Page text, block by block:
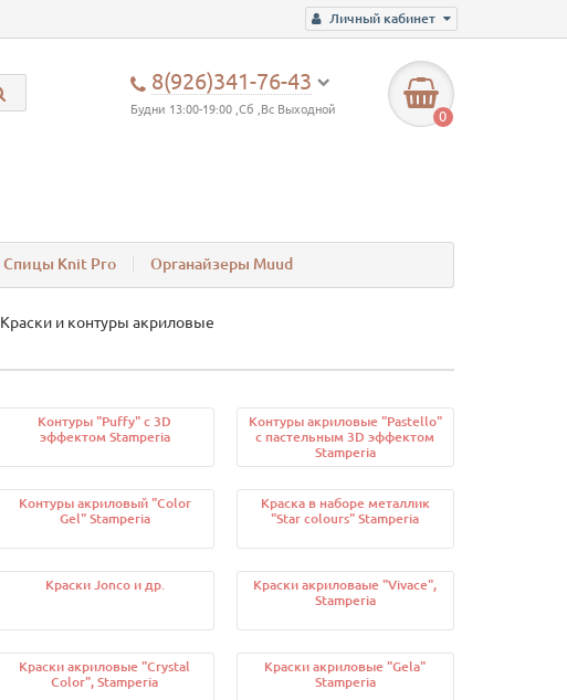
Личный кабинет
8(926)341-76-43
Будни 13:00-19:00 ,Сб ,Вс Выходной 0
Спицы Knit Pro Органайзеры Muud
Краски и контуры акриловые
Контуры "Puffy" с 3D
эффектом Stamperia
Контуры акриловые "Pastello"
с пастельным 3D эффектом
Stamperia
Контуры акриловый "Color
Gel" Stamperia
Краска в наборе металлик
"Star colours" Stamperia
Краски Jonco и др.
Краски акриловаые "Vivace",
Stamperia
Краски акриловые "Crystal
Color", Stamperia
Краски акриловые "Gela"
Stamperia